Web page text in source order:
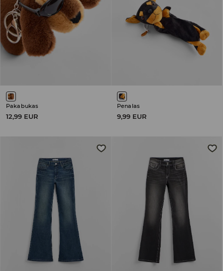
Pakabukas
12,99 EUR
Penalas
9,99 EUR